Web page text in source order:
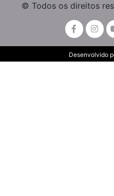
© Todos os direitos
Desenvolvido